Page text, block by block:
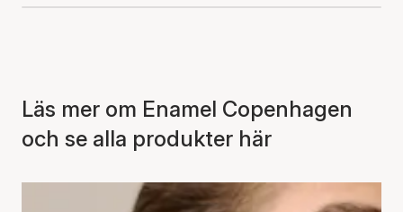
Läs mer om Enamel Copenhagen
och se alla produkter här